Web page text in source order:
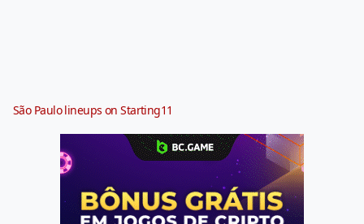
São Paulo lineups on Starting11